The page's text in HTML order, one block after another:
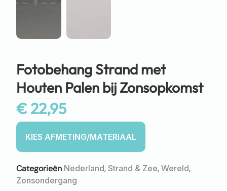
Fotobehang Strand met
Houten Palen bij Zonsopkomst
€22,95
Categorieën Nederland, Strand & Zee, Wereld,
Zonsondergang